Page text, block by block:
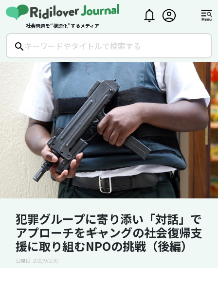
社会問題を“構造化”するメディア
犯罪グループに寄り添い「対話」で
アプローチを――ギャングの社会復帰支
援に取り組むNPOの挑戦（後編）
公開日: 2020/9/2(水)